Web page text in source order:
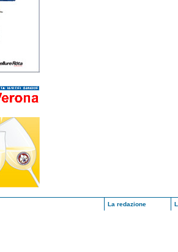
La redazione